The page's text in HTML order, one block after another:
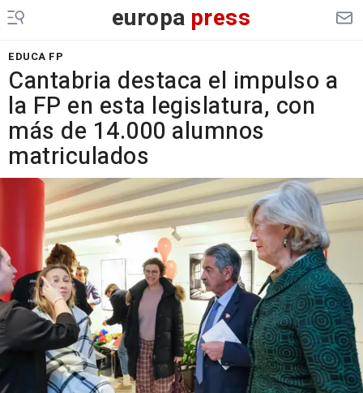
europa press
EDUCA FP
Cantabria destaca el impulso a
la FP en esta legislatura, con
más de 14.000 alumnos
matriculados